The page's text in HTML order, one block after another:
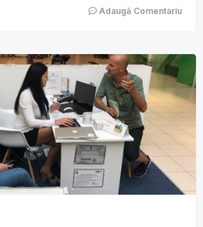
caruia vei afla simplu si […]
Adaugă Comentariu